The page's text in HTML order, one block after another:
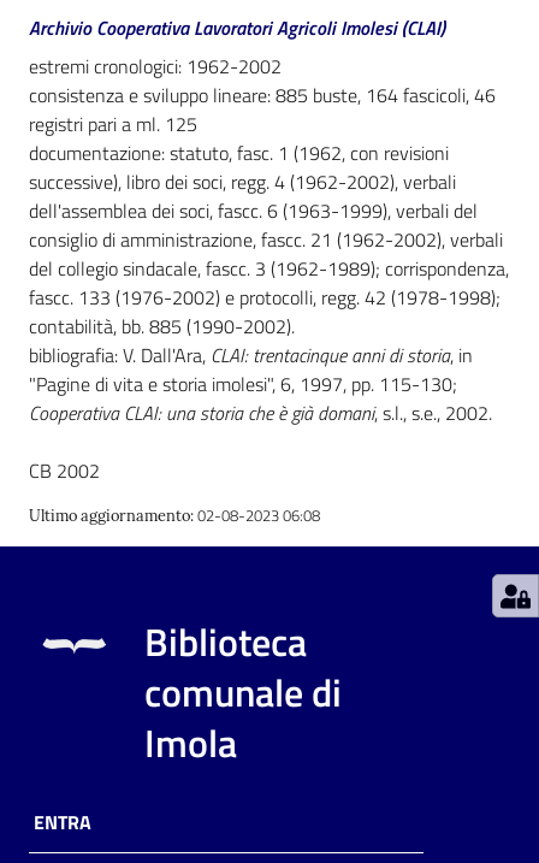
lettura
Seguici
su
Catalogo
on line
bibliotecario
Archivio Cooperativa Lavoratori Agricoli Imolesi (CLAI)
estremi cronologici: 1962-2002
consistenza e sviluppo lineare: 885 buste, 164 fascicoli, 46
registri pari a ml. 125
documentazione: statuto, fasc. 1 (1962, con revisioni
successive), libro dei soci, regg. 4 (1962-2002), verbali
dell'assemblea dei soci, fascc. 6 (1963-1999), verbali del
consiglio di amministrazione, fascc. 21 (1962-2002), verbali
del collegio sindacale, fascc. 3 (1962-1989); corrispondenza,
fascc. 133 (1976-2002) e protocolli, regg. 42 (1978-1998);
contabilità, bb. 885 (1990-2002).
bibliografia: V. Dall'Ara, CLAI: trentacinque anni di storia, in
"Pagine di vita e storia imolesi", 6, 1997, pp. 115-130;
Cooperativa CLAI: una storia che è già domani, s.l., s.e., 2002.
CB 2002
Ultimo aggiornamento:02-08-2023 06:08
Biblioteca
comunale di
Imola
ENTRA